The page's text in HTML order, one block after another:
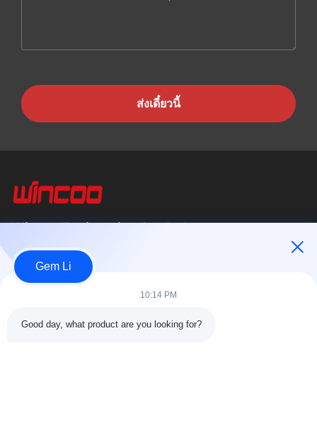
ส่งเดี๋ยวนี้
Wincoo Engineering Co., Ltd.
บริษัท วินคู เอ็นจิเนียริ่ง จำกัด (WINCOO) เชี่ยวชาญในการให้บริการ
โซลูชั่นและอุปกรณ์ที่ปรับแต่งตามความต้องการของลูกค้าในด้านการ
ผลิตท่อ,...
หน้าแรก
สินค้า
Gem Li
10:14 PM
Good day, what product are you looking for?